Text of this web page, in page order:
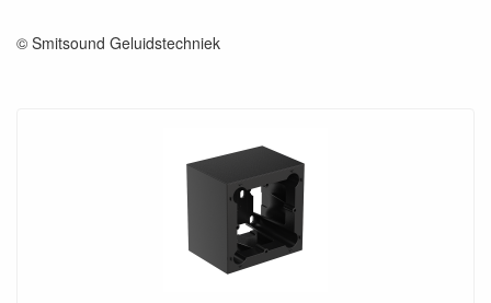
© Smitsound Geluidstechniek